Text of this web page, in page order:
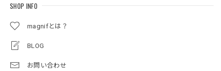
SHOP INFO
magnifとは？
BLOG
お問い合わせ